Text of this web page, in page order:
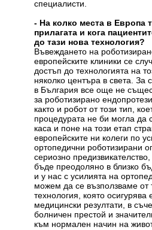
специалисти.
- На колко места в Европа
прилагата и кога
до тази нова технология?
Въвеждането на
европейските клиники се
достъп до технологията на
няколко центъра в света.
в България все още не
за роботизирано
както и робот от този тип,
процедурата не би могла да
каса и поне на този етап
европейските ни колеги по
ортопедични роботизирани
сериозно
бъде преодоляно в близко
и у нас с усилията на
можем да се възползваме от
технология, която
медицински резултати, в
болничен престой и
към нормален начин на